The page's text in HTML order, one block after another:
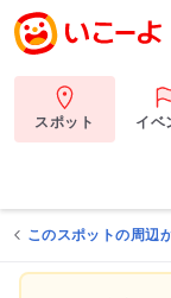
スポット イベ
このスポットの周辺